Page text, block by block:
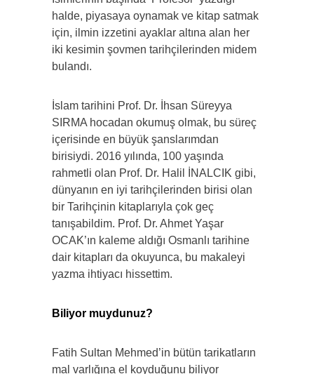
halde, piyasaya oynamak ve kitap satmak
için, ilmin izzetini ayaklar altına alan her
iki kesimin şovmen tarihçilerinden midem
bulandı.
İslam tarihini Prof. Dr. İhsan Süreyya
SIRMA hocadan okumuş olmak, bu süreç
içerisinde en büyük şanslarımdan
birisiydi. 2016 yılında, 100 yaşında
rahmetli olan Prof. Dr. Halil İNALCIK gibi,
dünyanın en iyi tarihçilerinden birisi olan
bir Tarihçinin kitaplarıyla çok geç
tanışabildim. Prof. Dr. Ahmet Yaşar
OCAK’ın kaleme aldığı Osmanlı tarihine
dair kitapları da okuyunca, bu makaleyi
yazma ihtiyacı hissettim.
Biliyor muydunuz?
Fatih Sultan Mehmed’in bütün tarikatların
mal varlığına el koyduğunu biliyor